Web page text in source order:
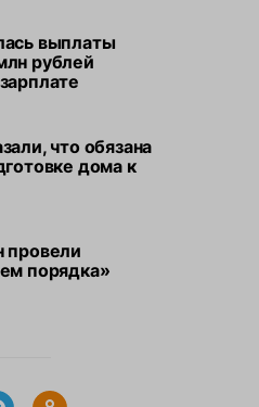
10
по
выплаты
рублей
что обязана
дома к
провели
порядка»